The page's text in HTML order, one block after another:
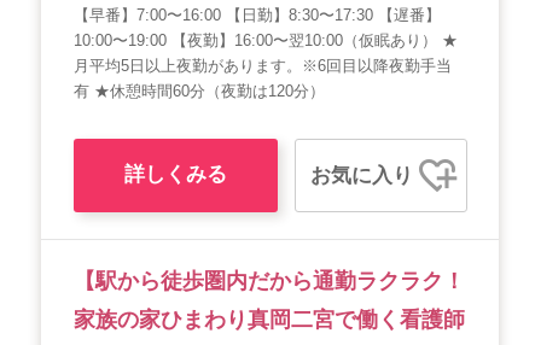
【早番】7:00〜16:00 【日勤】8:30〜17:30 【遅番】
10:00〜19:00 【夜勤】16:00〜翌10:00（仮眠あり） ★
月平均5日以上夜勤があります。※6回目以降夜勤手当
有 ★休憩時間60分（夜勤は120分）
詳しくみる お気に入り
【駅から徒歩圏内だから通勤ラクラク！
家族の家ひまわり真岡二宮で働く看護師